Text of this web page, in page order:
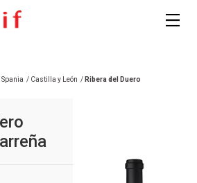
Spania / Castilla y León / Ribera del Duero